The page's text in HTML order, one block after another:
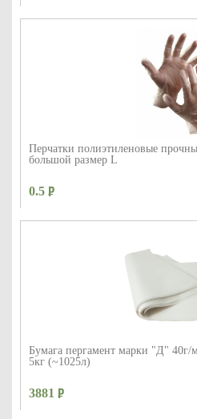
Перчатки полиэтиленовые
большой размер L
0.5
Бумага пергамент марки "Д"
5кг (~1025л)
3881